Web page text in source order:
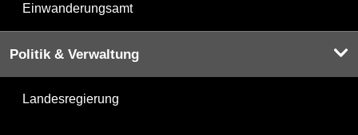
Einwanderungsamt
Politik & Verwaltung
Landesregierung